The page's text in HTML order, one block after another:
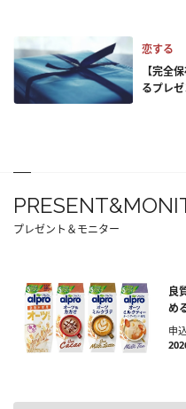
恋する
【完全
るプレ
プレゼント＆モニター
良
め
申